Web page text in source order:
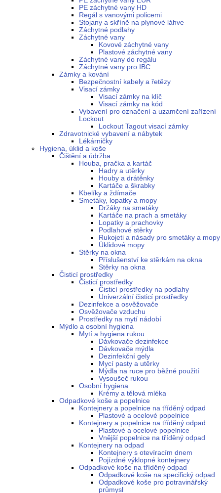
PE záchytné vany HD
Regál s vanovými policemi
Stojany a skříně na plynové láhve
Záchytné podlahy
Záchytné vany
Kovové záchytné vany
Plastové záchytné vany
Záchytné vany do regálu
Záchytné vany pro IBC
Zámky a kování
Bezpečnostní kabely a řetězy
Visací zámky
Visací zámky na klíč
Visací zámky na kód
Vybavení pro označení a uzamčení zařízení
Lockout
Lockout Tagout visací zámky
Zdravotnické vybavení a nábytek
Lékárničky
Hygiena, úklid a koše
Čištění a údržba
Houba, pračka a kartáč
Hadry a utěrky
Houby a drátěnky
Kartáče a škrabky
Kbelíky a ždímače
Smetáky, lopatky a mopy
Držáky na smetáky
Kartáče na prach a smetáky
Lopatky a prachovky
Podlahové stěrky
Rukojeti a násady pro smetáky a mopy
Úklidové mopy
Stěrky na okna
Příslušenství ke stěrkám na okna
Stěrky na okna
Čisticí prostředky
Čisticí prostředky
Čisticí prostředky na podlahy
Univerzální čisticí prostředky
Dezinfekce a osvěžovače
Osvěžovače vzduchu
Prostředky na mytí nádobí
Mýdlo a osobní hygiena
Mytí a hygiena rukou
Dávkovače dezinfekce
Dávkovače mýdla
Dezinfekční gely
Mycí pasty a utěrky
Mýdla na ruce pro běžné použití
Vysoušeč rukou
Osobní hygiena
Krémy a tělová mléka
Odpadkové koše a popelnice
Kontejnery a popelnice na tříděný odpad
Plastové a ocelové popelnice
Kontejnery a popelnice na tříděný odpad
Plastové a ocelové popelnice
Vnější popelnice na tříděný odpad
Kontejnery na odpad
Kontejnery s otevíracím dnem
Pojízdné výklopné kontejnery
Odpadkové koše na tříděný odpad
Odpadkové koše na specifický odpad
Odpadkové koše pro potravinářský
průmysl